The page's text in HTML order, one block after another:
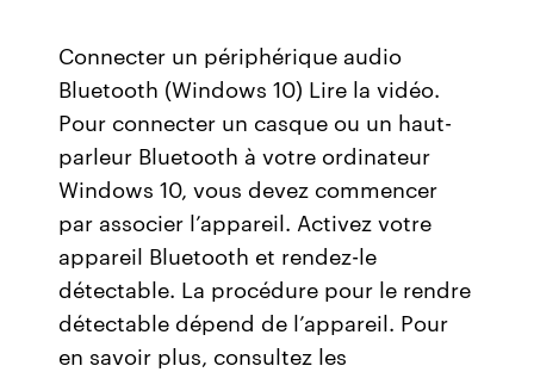
Connecter un périphérique audio
Bluetooth (Windows 10) Lire la vidéo.
Pour connecter un casque ou un haut-
parleur Bluetooth à votre ordinateur
Windows 10, vous devez commencer
par associer l’appareil. Activez votre
appareil Bluetooth et rendez-le
détectable. La procédure pour le rendre
détectable dépend de l’appareil. Pour
en savoir plus, consultez les